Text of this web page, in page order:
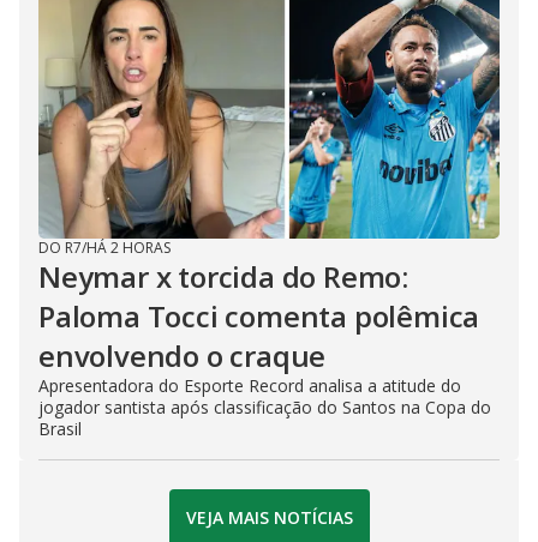
DO R7/HÁ 2 HORAS
Neymar x torcida do Remo:
Paloma Tocci comenta polêmica
envolvendo o craque
Apresentadora do Esporte Record analisa a atitude do
jogador santista após classificação do Santos na Copa do
Brasil
VEJA MAIS NOTÍCIAS